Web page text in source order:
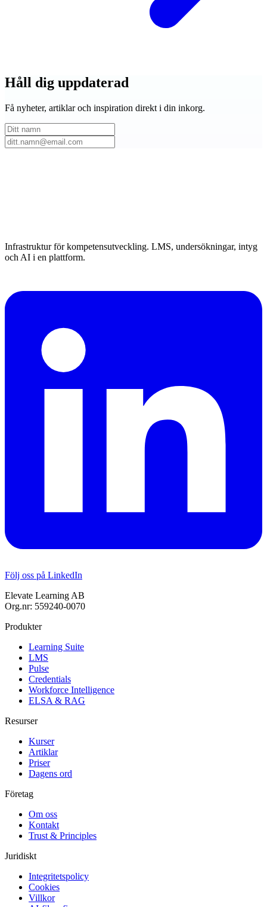
Håll dig uppdaterad
Få nyheter, artiklar och inspiration direkt i din inkorg.
Infrastruktur för kompetensutveckling. LMS, undersökningar, intyg
och AI i en plattform.
Följ oss på LinkedIn
Elevate Learning AB
Org.nr: 559240-0070
Produkter
Learning Suite
LMS
Pulse
Credentials
Workforce Intelligence
ELSA & RAG
Resurser
Kurser
Artiklar
Priser
Dagens ord
Företag
Om oss
Kontakt
Trust & Principles
Juridiskt
Integritetspolicy
Cookies
Villkor